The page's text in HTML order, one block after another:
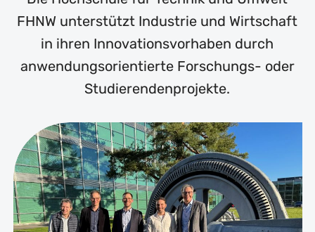
FHNW unterstützt Industrie und Wirtschaft
in ihren Innovationsvorhaben durch
anwendungsorientierte Forschungs- oder
Studierendenprojekte.